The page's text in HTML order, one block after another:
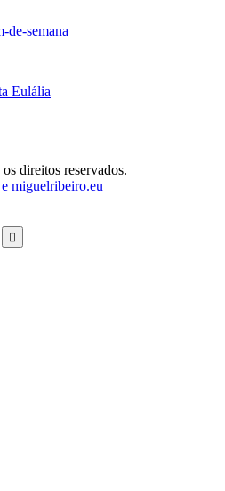
de-semana
Eulália
direitos reservados.
miguelribeiro.eu